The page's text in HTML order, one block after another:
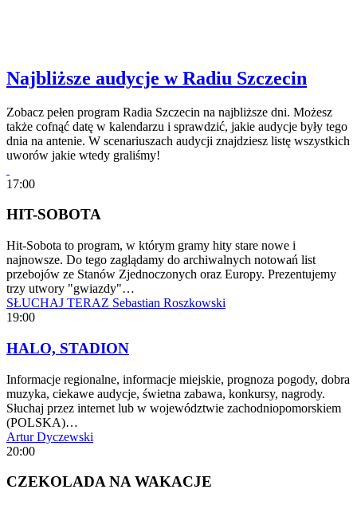
Najbliższe audycje w Radiu Szczecin
Zobacz pełen program Radia Szczecin na najbliższe dni. Możesz
także cofnąć datę w kalendarzu i sprawdzić, jakie audycje były tego
dnia na antenie. W scenariuszach audycji znajdziesz listę wszystkich
uworów jakie wtedy graliśmy!
17:00
HIT-SOBOTA
Hit-Sobota to program, w którym gramy hity stare nowe i
najnowsze. Do tego zaglądamy do archiwalnych notowań list
przebojów ze Stanów Zjednoczonych oraz Europy. Prezentujemy
trzy utwory "gwiazdy"…
SŁUCHAJ TERAZ Sebastian Roszkowski
19:00
HALO, STADION
Informacje regionalne, informacje miejskie, prognoza pogody, dobra
muzyka, ciekawe audycje, świetna zabawa, konkursy, nagrody.
Słuchaj przez internet lub w województwie zachodniopomorskiem
(POLSKA)…
Artur Dyczewski
20:00
CZEKOLADA NA WAKACJE